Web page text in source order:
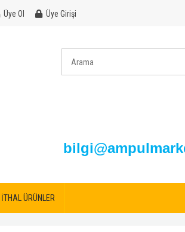
Üye Ol Üye Girişi
İTHAL ÜRÜNLER